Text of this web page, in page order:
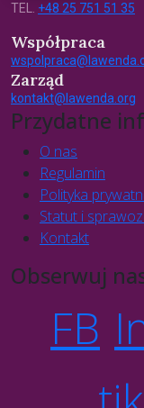
TEL. +48 25 751 51 35
Współpraca
Zarząd
kontakt@lawenda.org
Przydatne
O nas
Regulamin
Polityka
Statut i
Kontakt
Obserwuj
FB